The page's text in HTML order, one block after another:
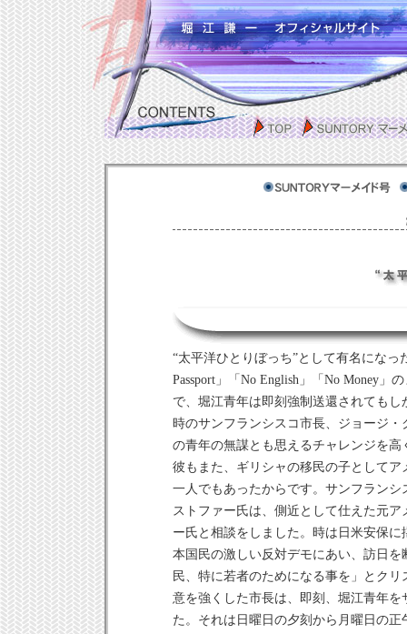
“太平洋ひとりぼっち”として有名になっ
Passport」「No English」「No Money」
で、堀江青年は即刻強制送還されても
時のサンフランシスコ市長、ジョージ
の青年の無謀とも思えるチャレンジを
彼もまた、ギリシャの移民の子として
一人でもあったからです。サンフラン
ストファー氏は、側近として仕えた元
ー氏と相談をしました。時は日米安保
本国民の激しい反対デモにあい、訪日
民、特に若者のためになる事を」とク
意を強くした市長は、即刻、堀江青年
た。 それは日曜日の夕刻から月曜日の